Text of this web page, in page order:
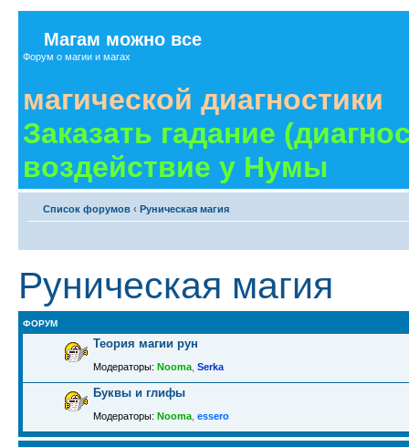
Магам можно все
Форум о магии и магах
магической диагностики
Заказать гадание
воздействие у Нумы
Список форумов ‹ Руническая магия
Руническая магия
ФОРУМ
Теория магии рун
Модераторы: Nooma Serka
Буквы и глифы
Модераторы: Nooma essero